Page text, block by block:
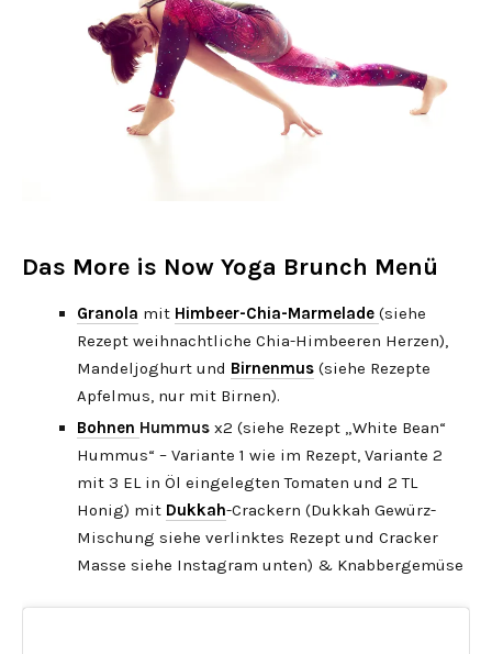
Das More is Now Yoga Brunch Menü
Granola mit Himbeer-Chia-Marmelade (siehe
Rezept weihnachtliche Chia-Himbeeren Herzen),
Mandeljoghurt und Birnenmus (siehe Rezepte
Apfelmus, nur mit Birnen).
Bohnen Hummus x2 (siehe Rezept „White Bean“
Hummus“ – Variante 1 wie im Rezept, Variante 2
mit 3 EL in Öl eingelegten Tomaten und 2 TL
Honig) mit Dukkah-Crackern (Dukkah Gewürz-
Mischung siehe verlinktes Rezept und Cracker
Masse siehe Instagram unten) & Knabbergemüse